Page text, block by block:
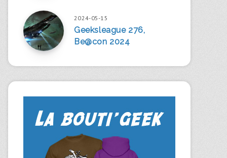
2024-05-15
Geeksleague 276,
Be@con 2024